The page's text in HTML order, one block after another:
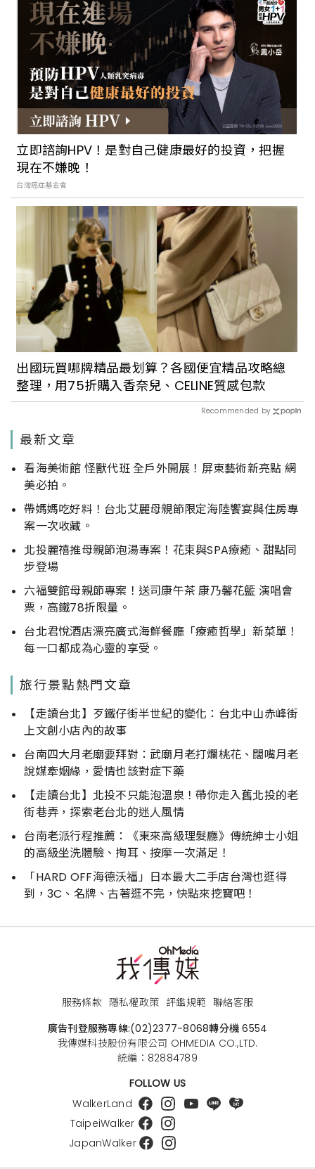
立即諮詢HPV！是對自己健康最好的投資，把握
現在不嫌晚！
台灣癌症基金會
出國玩買哪牌精品最划算？各國便宜精品攻略總
整理，用75折購入香奈兒、CELINE質感包款
Recommended by
最新文章
看海美術館 怪獸代班 全戶外開展！屏東藝術新亮點 網
美必拍。
帶媽媽吃好料！台北艾麗母親節限定海陸饗宴與住房專
案一次收藏。
北投麗禧推母親節泡湯專案！花束與SPA療癒、甜點同
步登場
六福雙館母親節專案！送司康午茶 康乃馨花籃 演唱會
票，高鐵78折限量。
台北君悅酒店漂亮廣式海鮮餐廳「療癒哲學」新菜單！
每一口都成為心靈的享受。
旅行景點熱門文章
【走讀台北】歹鐵仔街半世紀的變化：台北中山赤峰街
上文創小店內的故事
台南四大月老廟要拜對：武廟月老打爛桃花、闊嘴月老
說媒牽姻緣，愛情也該對症下藥
【走讀台北】北投不只能泡溫泉！帶你走入舊北投的老
街巷弄，探索老台北的迷人風情
台南老派行程推薦：《東來高級理髮廳》傳統紳士小姐
的高級坐洗體驗、掏耳、按摩一次滿足！
「HARD OFF海德沃福」日本最大二手店台灣也逛得
到，3C、名牌、古著逛不完，快點來挖寶吧！
服務條款 隱私權政策 評鑑規範 聯絡客服
廣告刊登服務專線:(02)2377-8068轉分機 6554
我傳媒科技股份有限公司 OHMEDIA CO.,LTD.
統編：82884789
FOLLOW US
WalkerLand
TaipeiWalker
JapanWalker